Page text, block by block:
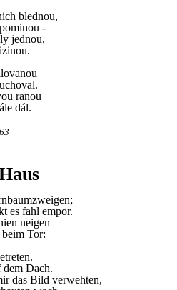
blednou,
-
jednou,
ranou
dál.
es fahl empor.
neigen
Tor:
dem Dach.
das Bild verwehten,